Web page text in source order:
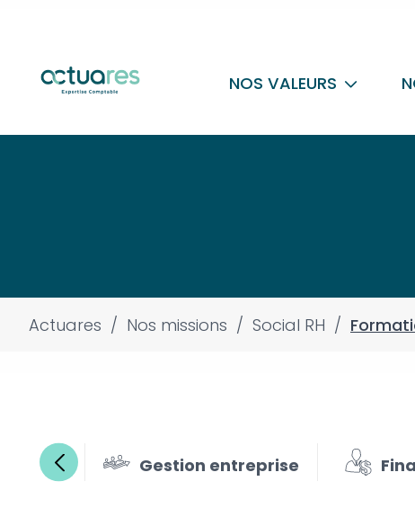
NOS VALEURS
Actuares / Nos missions / Social RH /
Gestion entreprise